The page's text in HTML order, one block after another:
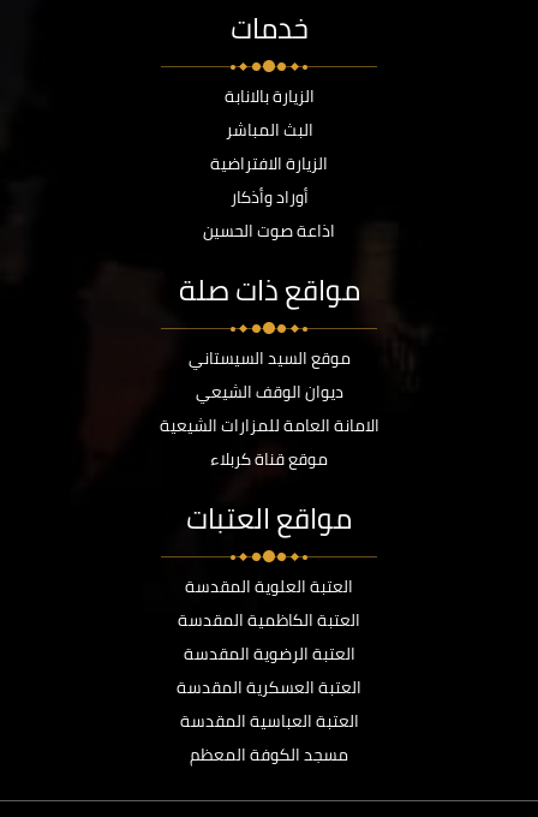
خدمات
الزيارة بالانابة
البث المباشر
الزيارة الافتراضية
أوراد وأذكار
اذاعة صوت الحسين
مواقع ذات صلة
موقع السيد السيستاني
ديوان الوقف الشيعي
الامانة العامة للمزارات الشيعية
موقع قناة كربلاء
مواقع العتبات
العتبة العلوية المقدسة
العتبة الكاظمية المقدسة
العتبة الرضوية المقدسة
العتبة العسكرية المقدسة
العتبة العباسية المقدسة
مسجد الكوفة المعظم